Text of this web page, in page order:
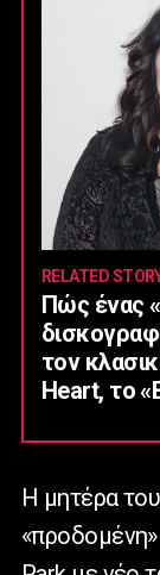
RELATED
Πώς ένας
τον
Heart, το
Η μητέρα